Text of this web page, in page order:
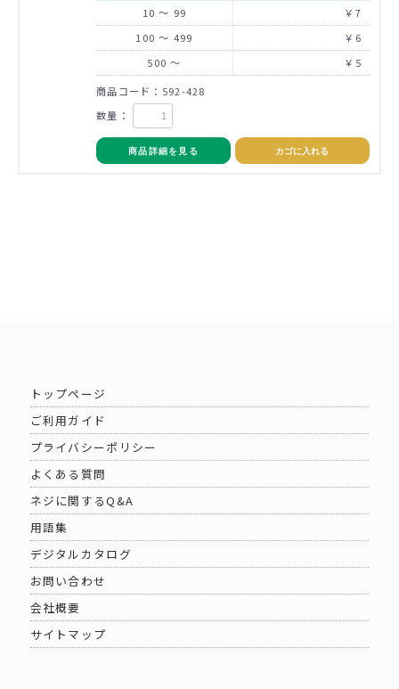
10 ～ 99
￥7
100 ～ 499
￥6
500 ～
￥5
商品コード：592-428
数量：
商品詳細を見る カゴに入れる
トップページ
ご利用ガイド
プライバシーポリシー
よくある質問
ネジに関するQ&A
用語集
デジタルカタログ
お問い合わせ
会社概要
サイトマップ